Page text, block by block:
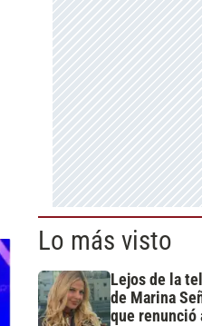
Lo más visto
Lejos de la
de Marina
que renunció